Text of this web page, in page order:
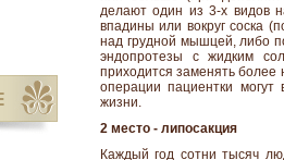
делают один из 3-х видов
впадины или вокруг соска
над грудной мышцей, либо
эндопротезы с жидким
приходится заменять
операции пациентки
жизни.
2 место - липосакция
Каждый год сотни тысяч